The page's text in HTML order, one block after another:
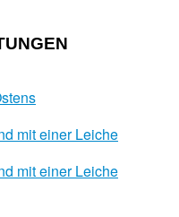
mit einer Leiche
mit einer Leiche